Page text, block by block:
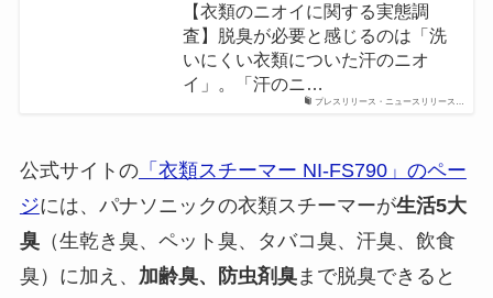
プレスリリース・ニュースリリース…
【衣類のニオイに関する実態調
査】脱臭が必要と感じるのは「洗
いにくい衣類についた汗のニオ
イ」。「汗のニ…
公式サイトの「衣類スチーマー NI-FS790」のペー
ジには、パナソニックの衣類スチーマーが生活5大
臭（生乾き臭、ペット臭、タバコ臭、汗臭、飲食
臭）に加え、 加齢臭、防虫剤臭まで脱臭できると